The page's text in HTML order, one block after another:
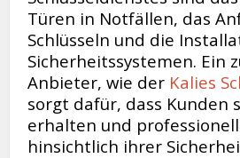
Türen in Notfällen, das
Schlüsseln und die
Sicherheitssystemen. Ein
Anbieter, wie der Kalies
sorgt dafür, dass Kunden
erhalten und
hinsichtlich ihrer